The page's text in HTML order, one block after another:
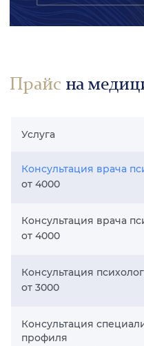
Прайс на
Услуга
Консультация врача
от 4000
Консультация врача
от 4000
Консультация
от 3000
Консультация
профиля